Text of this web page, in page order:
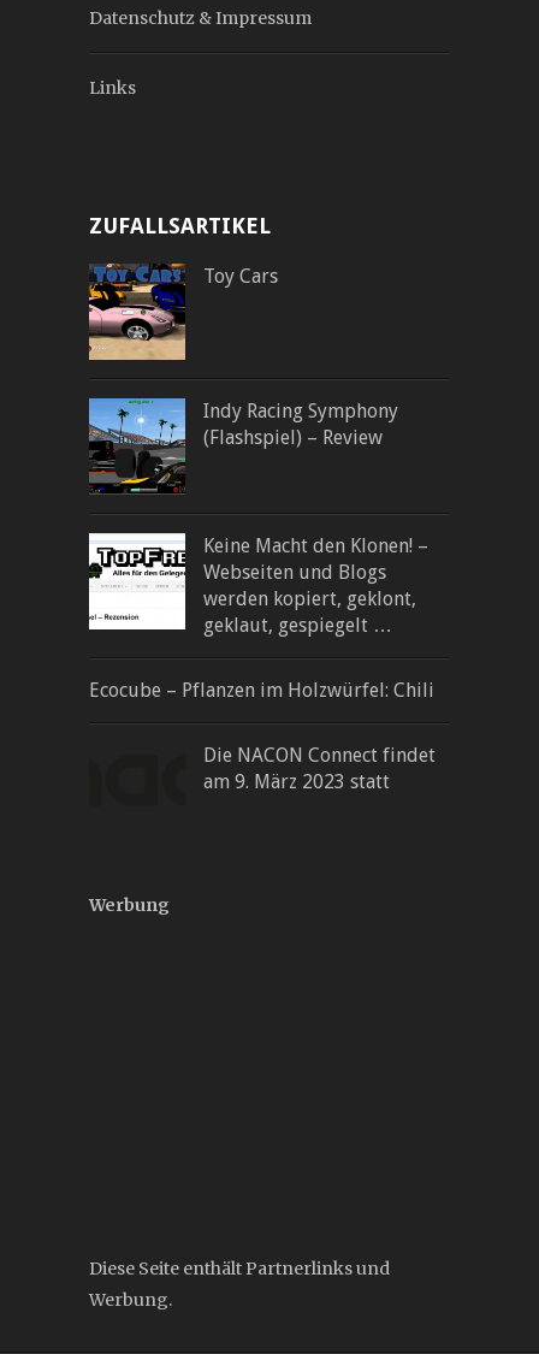
Datenschutz & Impressum
Links
ZUFALLSARTIKEL
Toy Cars
Indy Racing Symphony
(Flashspiel) – Review
Keine Macht den Klonen! –
Webseiten und Blogs
werden kopiert, geklont,
geklaut, gespiegelt …
Ecocube – Pflanzen im Holzwürfel: Chili
Die NACON Connect findet
am 9. März 2023 statt
Werbung
Diese Seite enthält Partnerlinks und
Werbung.